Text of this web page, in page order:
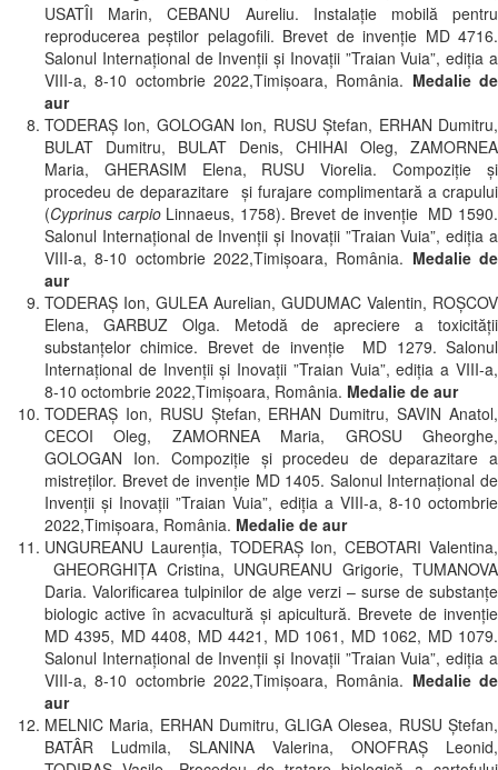
USATÎI Marin, CEBANU Aureliu. Instalație mobilă pentru
reproducerea peștilor pelagofili. Brevet de invenție MD 4716.
Salonul Internațional de Invenții și Inovații ”Traian Vuia”, ediția a
VIII-a, 8-10 octombrie 2022,Timișoara, România. Medalie de
aur
TODERAȘ Ion, GOLOGAN Ion, RUSU Ștefan, ERHAN Dumitru,
BULAT Dumitru, BULAT Denis, CHIHAI Oleg, ZAMORNEA
Maria, GHERASIM Elena, RUSU Viorelia. Compoziție și
procedeu de deparazitare şi furajare complimentară a crapului
(Cyprinus carpioLinnaeus, 1758). Brevet de invenție MD 1590.
Salonul Internațional de Invenții și Inovații ”Traian Vuia”, ediția a
VIII-a, 8-10 octombrie 2022,Timișoara, România. Medalie de
aur
TODERAŞ Ion, GULEA Aurelian, GUDUMAC Valentin, ROŞCOV
Elena, GARBUZ Olga. Metodă de apreciere a toxicităţii
substanţelor chimice. Brevet de invenție MD 1279. Salonul
Internațional de Invenții și Inovații ”Traian Vuia”, ediția a VIII-a,
8-10 octombrie 2022,Timișoara, România. Medalie de aur
TODERAȘ Ion, RUSU Ștefan, ERHAN Dumitru, SAVIN Anatol,
CECOI Oleg, ZAMORNEA Maria, GROSU Gheorghe,
GOLOGAN Ion. Compoziţie şi procedeu de deparazitare a
mistreţilor. Brevet de invenție MD 1405. Salonul Internațional de
Invenții și Inovații ”Traian Vuia”, ediția a VIII-a, 8-10 octombrie
2022,Timișoara, România. Medalie de aur
UNGUREANU Laurenția, TODERAȘ Ion, CEBOTARI Valentina,
GHEORGHIȚA Cristina, UNGUREANU Grigorie, TUMANOVA
Daria. Valorificarea tulpinilor de alge verzi – surse de substanțe
biologic active în acvacultură și apicultură. Brevete de invenție
MD 4395, MD 4408, MD 4421, MD 1061, MD 1062, MD 1079.
Salonul Internațional de Invenții și Inovații ”Traian Vuia”, ediția a
VIII-a, 8-10 octombrie 2022,Timișoara, România. Medalie de
aur
MELNIC Maria, ERHAN Dumitru, GLIGA Olesea, RUSU Ștefan,
BATÂR Ludmila, SLANINA Valerina, ONOFRAȘ Leonid,